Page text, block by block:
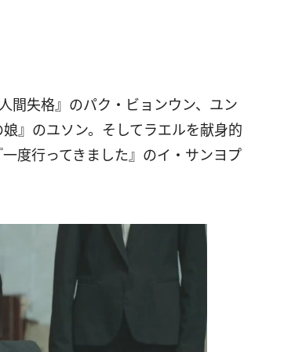
間失格』のパク・ビョンウン、ユン
』のユソン。そしてラエルを献身的
度行ってきました』のイ・サンヨプ